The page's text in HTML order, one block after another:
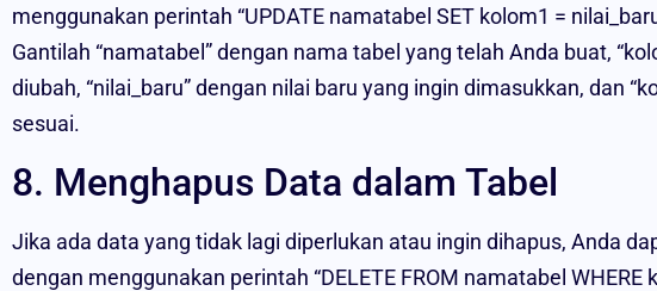
menggunakan perintah “UPDATE namatabel SET kolom1 =
Gantilah “namatabel” dengan nama tabel yang telah Anda buat,
diubah, “nilai_baru” dengan nilai baru yang ingin dimasukkan, dan
sesuai.
8. Menghapus Data dalam Tabel
Jika ada data yang tidak lagi diperlukan atau ingin dihapus, Anda
dengan menggunakan perintah “DELETE FROM namatabel WHERE